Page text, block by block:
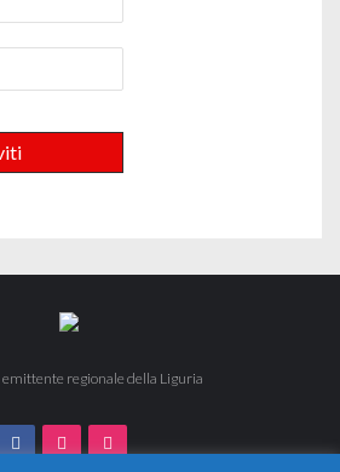
emittente regionale della Liguria